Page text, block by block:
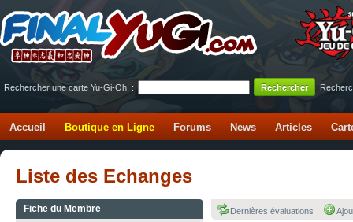
Rechercher une carte Yu-Gi-Oh! :
Accueil Boutique en Ligne Forums News Articles
Liste des Echanges
Fiche du Membre Dernières évaluations